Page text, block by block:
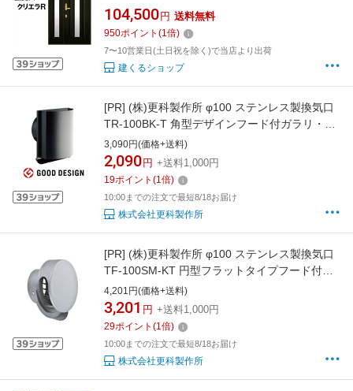
付型)LIXIL 玄関ドア おしゃれ アルミサッシ ド
ア 玄関 トステム リフォーム DIY
104,500 円 送料無料
950ポイント (1倍)
7〜10営業日(土日祝を除く)で当店より出荷
建くるショップ
[PR] (株)更科製作所 φ100 ステンレス製換気口
TR-100BK-T 角型デザインフード付ガラリ・ブ
ラック色・防虫網無
3,090円(価格+送料)
2,090 円 +送料1,000円
19ポイント (1倍)
10:00までの注文で最短8/18お届け
株式会社更科製作所
[PR] (株)更科製作所 φ100 ステンレス製換気口
TF-100SM-KT 円型フラットタイプフード付ガ
ラリ・シルバーメタリック色・防虫網付・低圧
損
4,201円(価格+送料)
3,201 円 +送料1,000円
29ポイント (1倍)
10:00までの注文で最短8/18お届け
株式会社更科製作所